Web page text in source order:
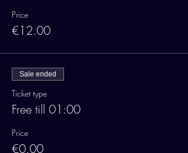
Price
€12.00
Sale ended
Ticket type
Free till 01:00
Price
€0.00